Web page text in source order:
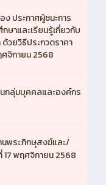
ง ประกาศผู้ชนะการ
ษาและเรียนรู้เกี่ยวกับ
วยวิธีประกวดราคา
จิกายน 2568
กลุ่มบุคคลและองค์กร
นพระภิกษุสงฆ์และ/
พฤศจิกายน 2568